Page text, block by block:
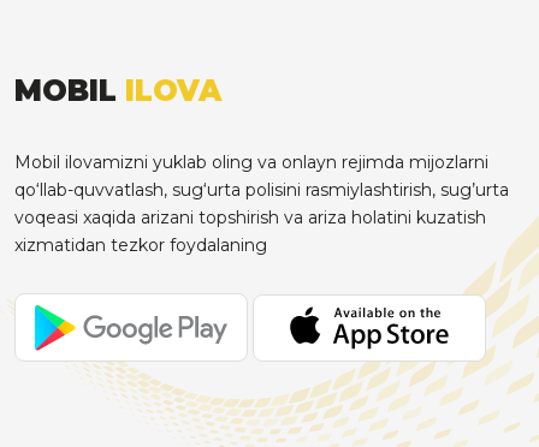
MOBIL ILOVA
Mobil ilovamizni yuklab oling va onlayn rejimda mijozlarni
qo‘llab-quvvatlash, sug‘urta polisini rasmiylashtirish, sug’urta
voqeasi xaqida arizani topshirish va ariza holatini kuzatish
xizmatidan tezkor foydalaning